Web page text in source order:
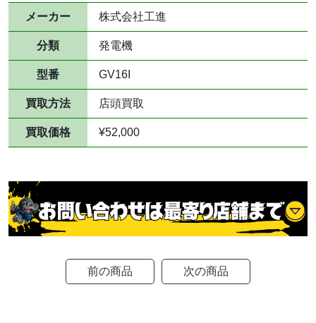
メーカー 株式会社工進
分類 発電機
型番 GV16I
買取方法 店頭買取
買取価格 ¥52,000
前の商品 次の商品